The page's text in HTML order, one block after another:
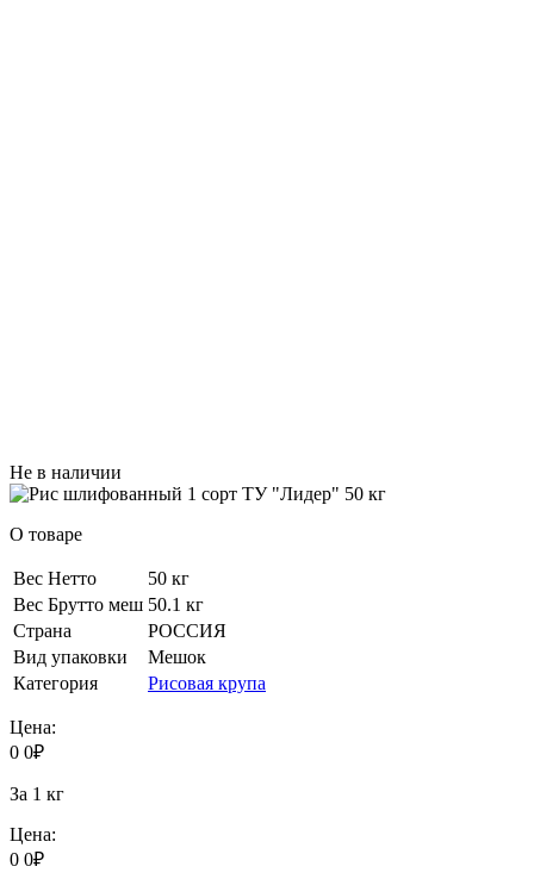
Не в наличии
О товаре
Вес Нетто
50 кг
Вес Брутто меш 50.1 кг
Страна
РОССИЯ
Вид упаковки
Мешок
Категория
Рисовая крупа
Цена:
0 0₽
За 1 кг
Цена:
0 0₽